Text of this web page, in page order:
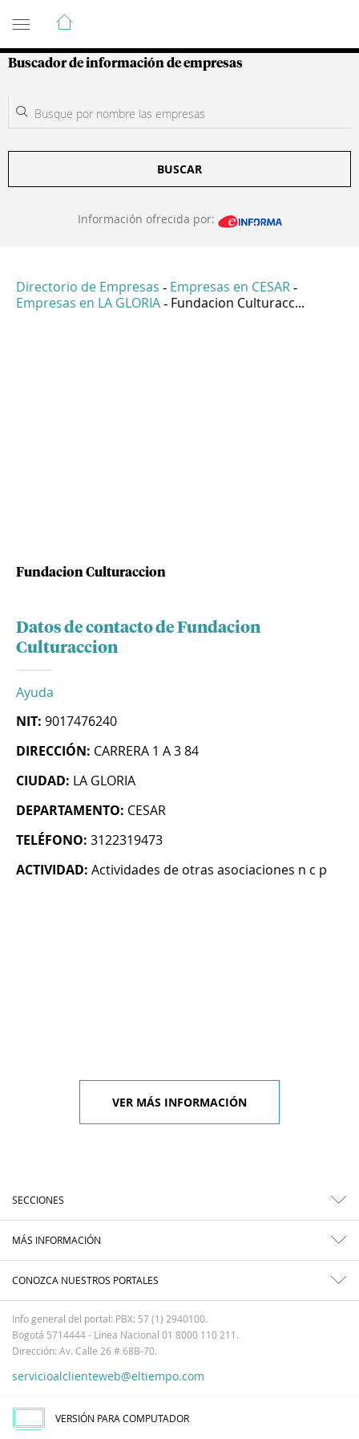
Guía de Empresas Colombianas
Buscador de información de empresas
BUSCAR
Información ofrecida por:
Directorio de Empresas - Empresas en CESAR -
Empresas en LA GLORIA - Fundacion Culturacc...
Fundacion Culturaccion
Datos de contacto de Fundacion
Culturaccion
Ayuda
NIT: 9017476240
DIRECCIÓN: CARRERA 1 A 3 84
CIUDAD: LA GLORIA
DEPARTAMENTO: CESAR
TELÉFONO: 3122319473
ACTIVIDAD: Actividades de otras asociaciones n c p
VER MÁS INFORMACIÓN
SECCIONES
MÁS INFORMACIÓN
CONOZCA NUESTROS PORTALES
Info general del portal: PBX: 57 (1) 2940100.
Bogotá 5714444 - Línea Nacional 01 8000 110 211.
Dirección: Av. Calle 26 # 68B-70.
servicioalclienteweb@eltiempo.com
VERSIÓN PARA COMPUTADOR